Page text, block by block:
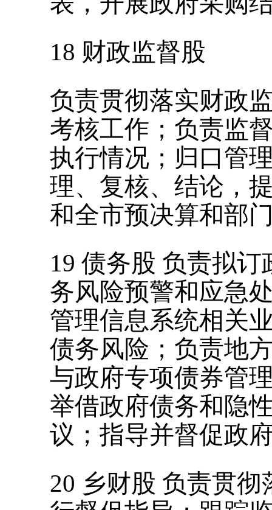
18 财政监督股
负责贯彻落实财政
考核工作；负责监
执行情况；归口管
理、复核、结论，
和全市预决算和部
19 债务股 负责拟订
务风险预警和应急
管理信息系统相关
债务风险；负责地
与政府专项债券管
举借政府债务和隐
议；指导并督促政
20 乡财股 负责贯彻